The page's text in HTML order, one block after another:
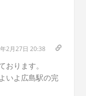
2月27日 20:38
ります。
いよ広島駅の完